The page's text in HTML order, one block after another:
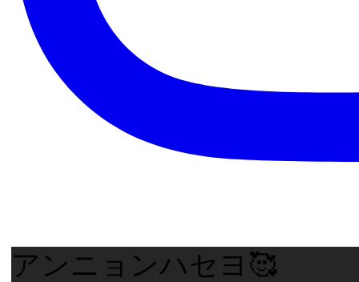
アンニョンハセヨ🥰